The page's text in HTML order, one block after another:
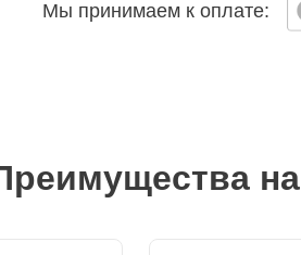
Мы принимаем к оплате: